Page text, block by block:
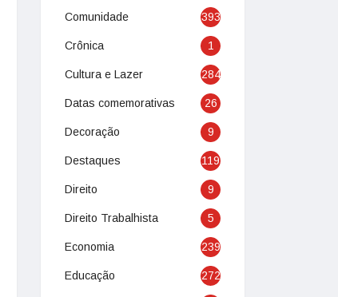
Comunidade 393
Crônica 1
Cultura e Lazer 284
Datas comemorativas 26
Decoração 9
Destaques 119
Direito 9
Direito Trabalhista 5
Economia 239
Educação 272